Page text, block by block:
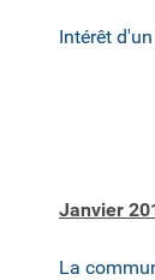
Intérêt
Janvier
La